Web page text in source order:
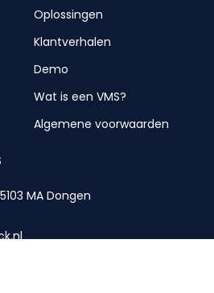
Oplossingen
Klantverhalen
Demo
Wat is een VMS?
Algemene voorwaarden
MA Dongen